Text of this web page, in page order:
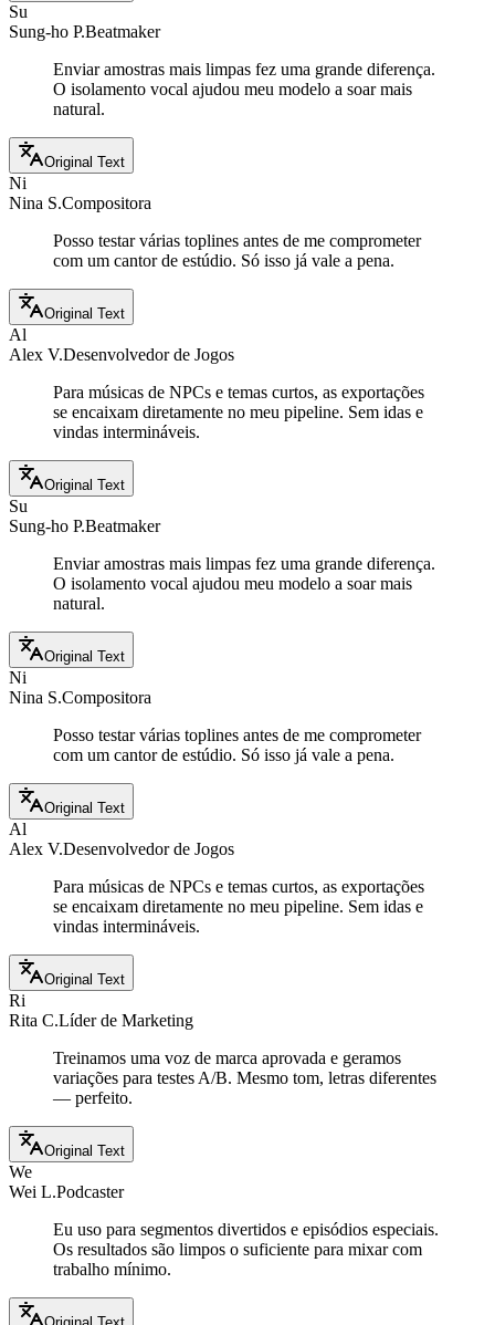
Su
Sung-ho P.Beatmaker
Enviar amostras mais limpas fez uma grande diferença.
O isolamento vocal ajudou meu modelo a soar mais
natural.
Original Text
Ni
Nina S.Compositora
Posso testar várias toplines antes de me comprometer
com um cantor de estúdio. Só isso já vale a pena.
Original Text
Al
Alex V.Desenvolvedor de Jogos
Para músicas de NPCs e temas curtos, as exportações
se encaixam diretamente no meu pipeline. Sem idas e
vindas intermináveis.
Original Text
Su
Sung-ho P.Beatmaker
Enviar amostras mais limpas fez uma grande diferença.
O isolamento vocal ajudou meu modelo a soar mais
natural.
Original Text
Ni
Nina S.Compositora
Posso testar várias toplines antes de me comprometer
com um cantor de estúdio. Só isso já vale a pena.
Original Text
Al
Alex V.Desenvolvedor de Jogos
Para músicas de NPCs e temas curtos, as exportações
se encaixam diretamente no meu pipeline. Sem idas e
vindas intermináveis.
Original Text
Ri
Rita C.Líder de Marketing
Treinamos uma voz de marca aprovada e geramos
variações para testes A/B. Mesmo tom, letras diferentes
— perfeito.
Original Text
We
Wei L.Podcaster
Eu uso para segmentos divertidos e episódios especiais.
Os resultados são limpos o suficiente para mixar com
trabalho mínimo.